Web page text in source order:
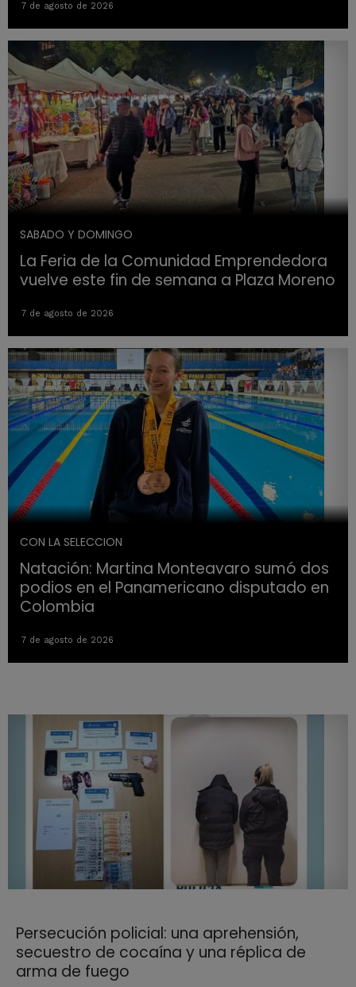
7 de agosto de 2026
SABADO Y DOMINGO
La Feria de la Comunidad Emprendedora
vuelve este fin de semana a Plaza Moreno
7 de agosto de 2026
CON LA SELECCION
Natación: Martina Monteavaro sumó dos
podios en el Panamericano disputado en
Colombia
7 de agosto de 2026
Persecución policial: una aprehensión,
secuestro de cocaína y una réplica de
arma de fuego